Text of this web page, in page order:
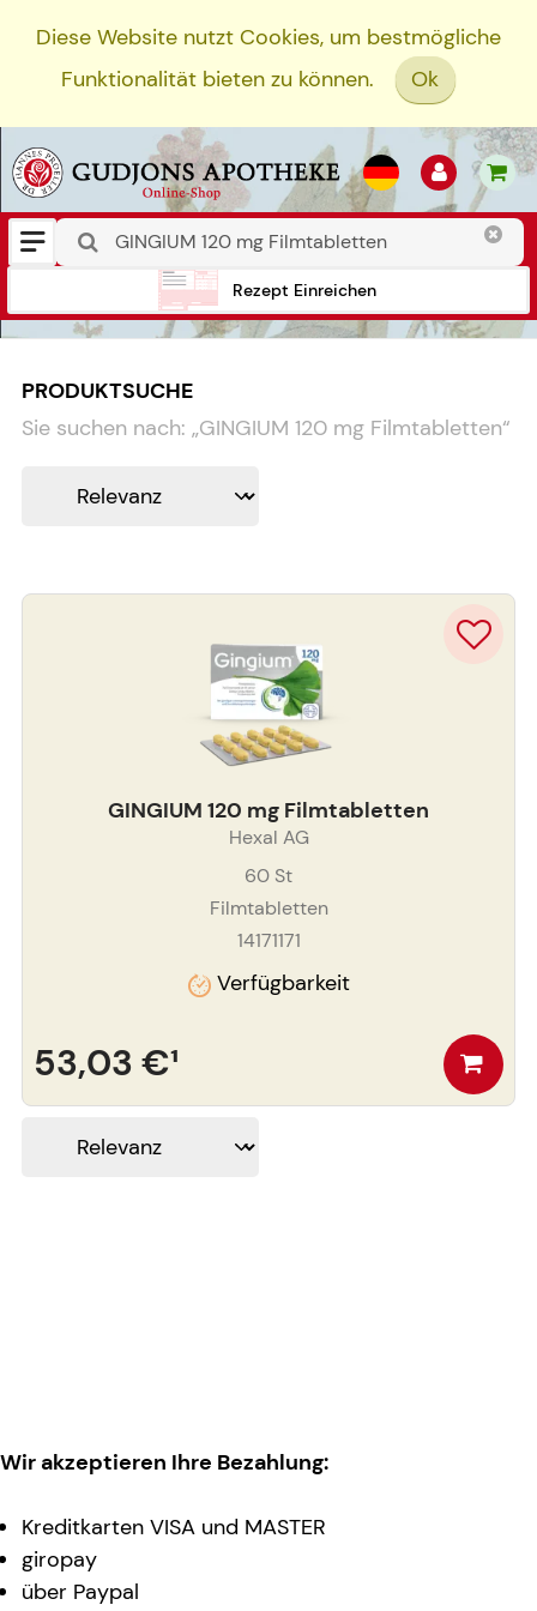
Diese Website nutzt Cookies, um bestmögliche
Funktionalität bieten zu können.
Ok
Rezept Einreichen
PRODUKTSUCHE
Sie suchen nach: „GINGIUM 120 mg Filmtabletten“
GINGIUM 120 mg Filmtabletten
Hexal AG
60 St
Filmtabletten
14171171
Verfügbarkeit
53,03 €¹
Wir akzeptieren Ihre Bezahlung:
Kreditkarten VISA und MASTER
giropay
über Paypal